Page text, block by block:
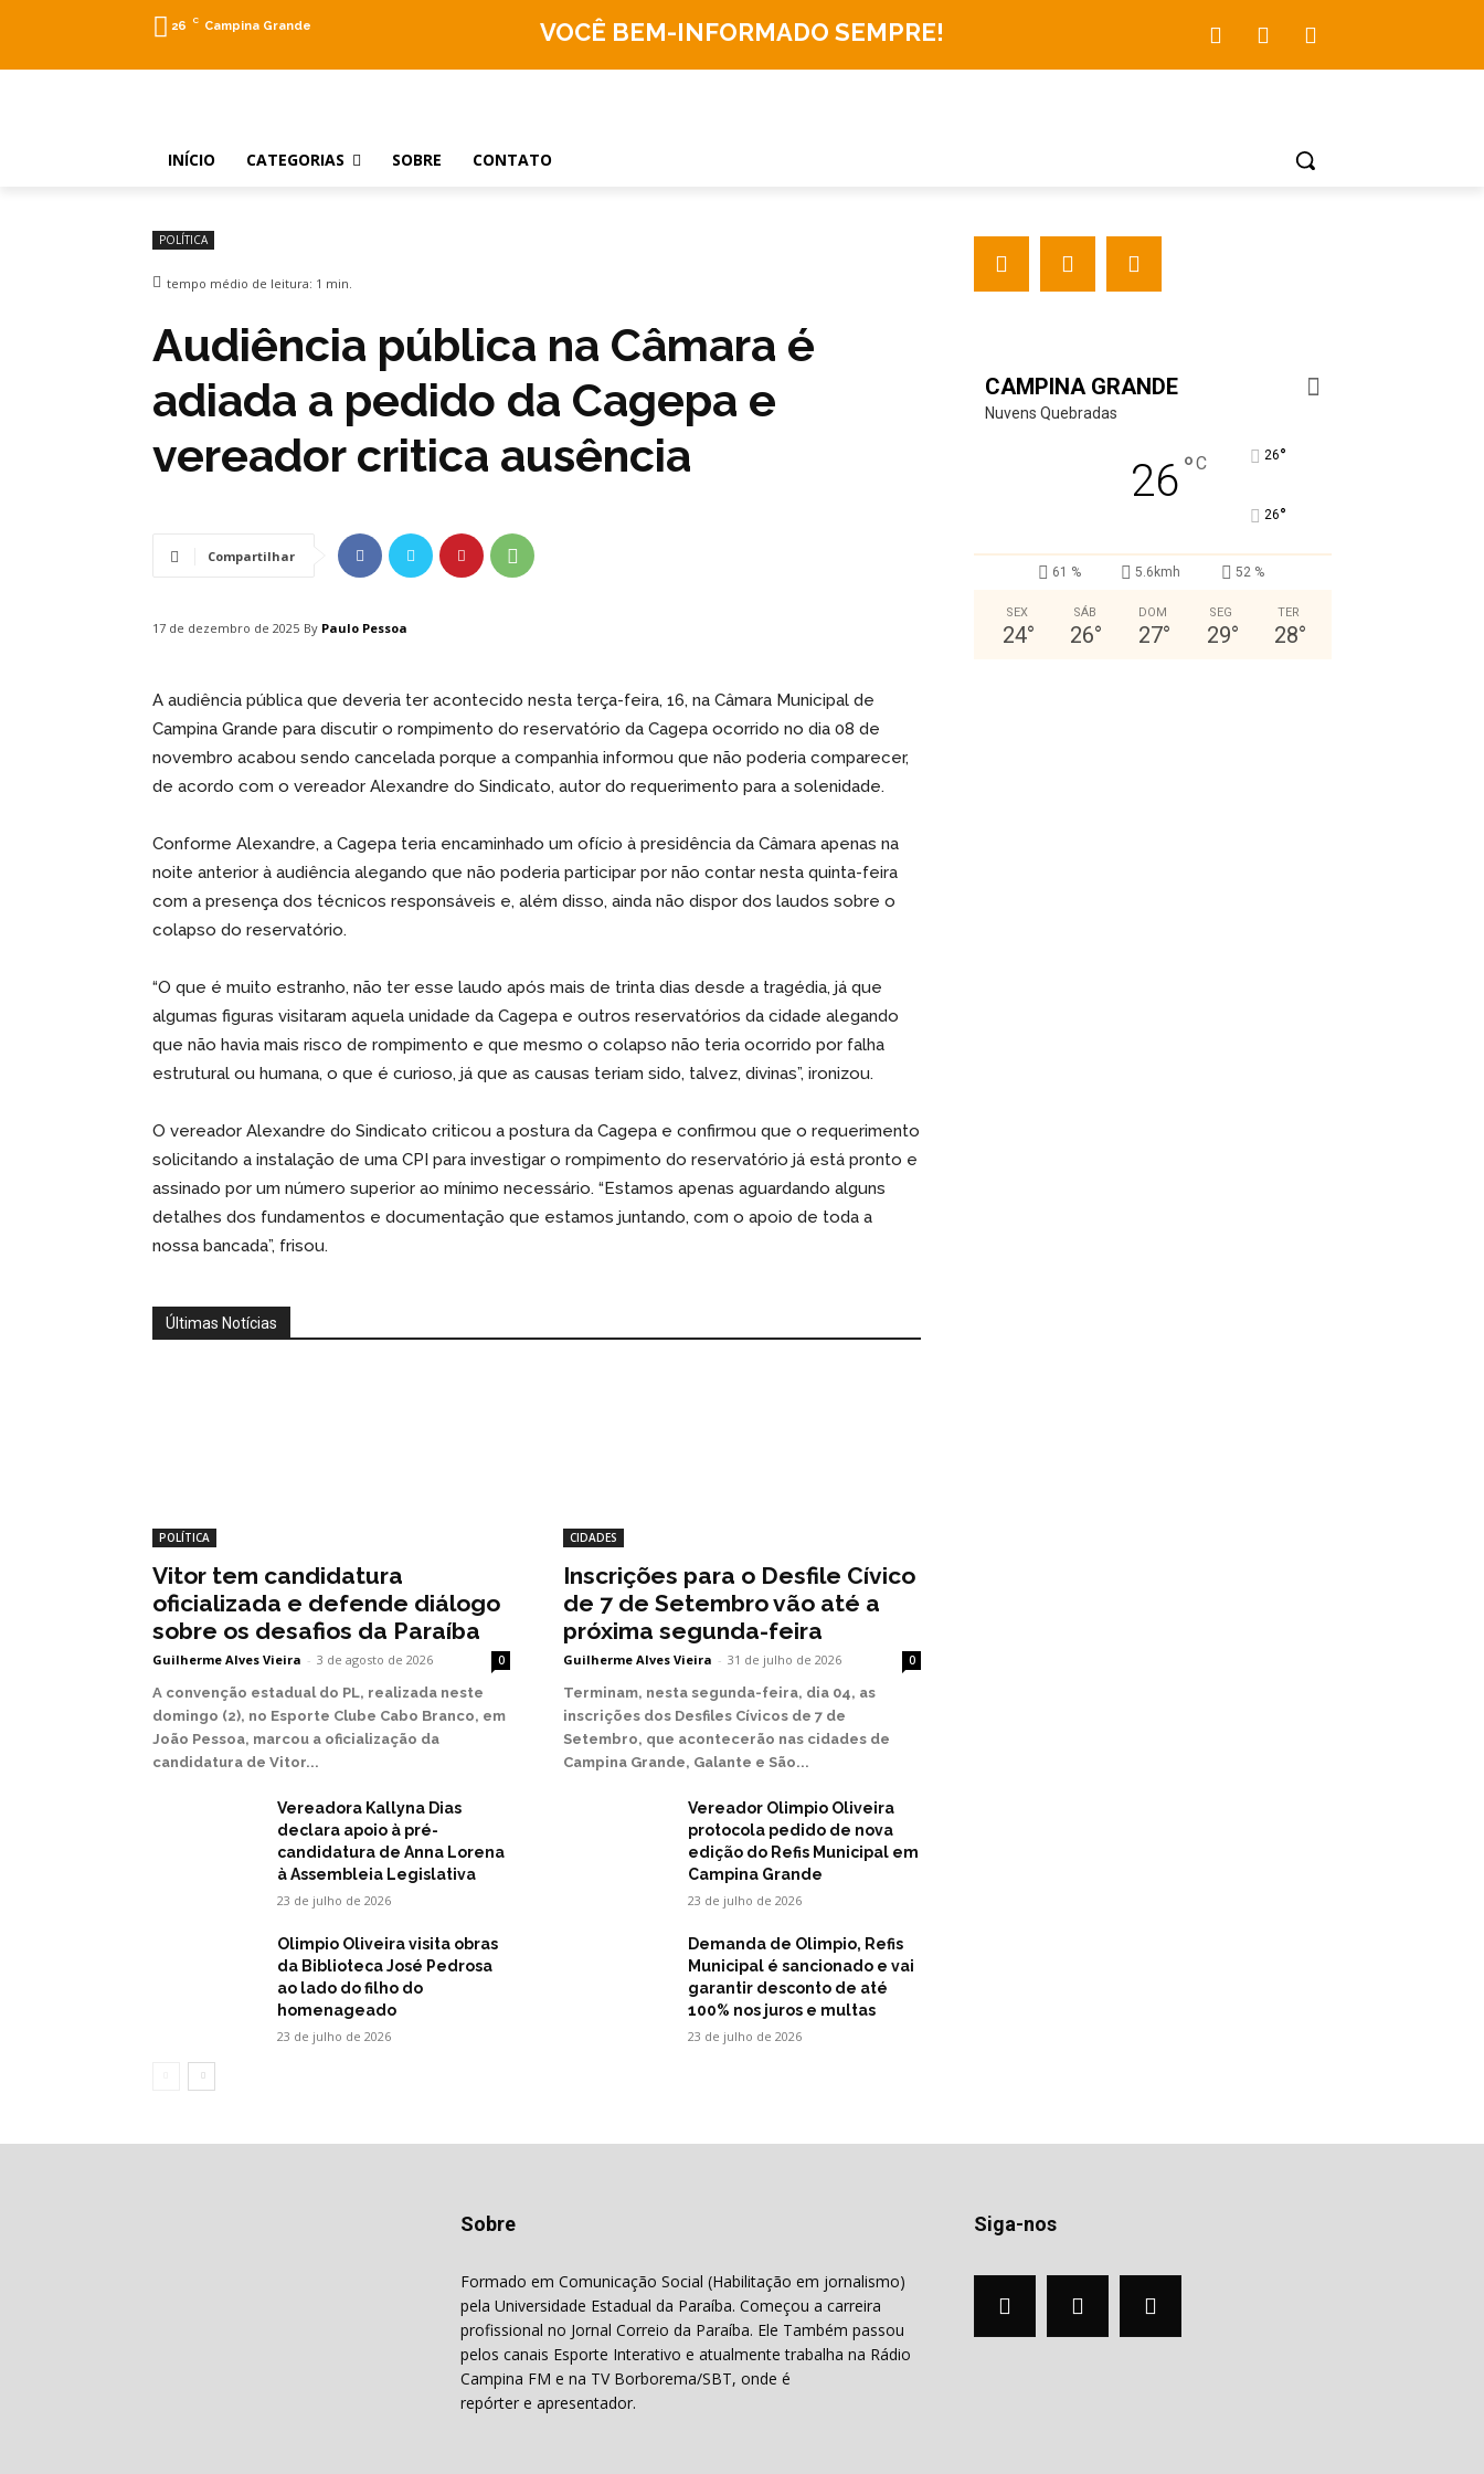
26 C Campina Grande VOCÊ BEM-INFORMADO SEMPRE!
INÍCIO CATEGORIAS SOBRE CONTATO
POLÍTICA
tempo médio de leitura: 1 min.
Audiência pública na Câmara é
adiada a pedido da Cagepa e
vereador critica ausência
Compartilhar
17 de dezembro de 2025 By Paulo Pessoa
A audiência pública que deveria ter acontecido nesta terça-feira, 16, na Câmara Municipal de
Campina Grande para discutir o rompimento do reservatório da Cagepa ocorrido no dia 08 de
novembro acabou sendo cancelada porque a companhia informou que não poderia comparecer,
de acordo com o vereador Alexandre do Sindicato, autor do requerimento para a solenidade.
Conforme Alexandre, a Cagepa teria encaminhado um ofício à presidência da Câmara apenas na
noite anterior à audiência alegando que não poderia participar por não contar nesta quinta-feira
com a presença dos técnicos responsáveis e, além disso, ainda não dispor dos laudos sobre o
colapso do reservatório.
“O que é muito estranho, não ter esse laudo após mais de trinta dias desde a tragédia, já que
algumas figuras visitaram aquela unidade da Cagepa e outros reservatórios da cidade alegando
que não havia mais risco de rompimento e que mesmo o colapso não teria ocorrido por falha
estrutural ou humana, o que é curioso, já que as causas teriam sido, talvez, divinas”, ironizou.
O vereador Alexandre do Sindicato criticou a postura da Cagepa e confirmou que o requerimento
solicitando a instalação de uma CPI para investigar o rompimento do reservatório já está pronto e
assinado por um número superior ao mínimo necessário. “Estamos apenas aguardando alguns
detalhes dos fundamentos e documentação que estamos juntando, com o apoio de toda a
nossa bancada”, frisou.
Últimas Notícias
POLÍTICA
Vitor tem candidatura
oficializada e defende diálogo
sobre os desafios da Paraíba
Guilherme Alves Vieira - 3 de agosto de 2026 0
A convenção estadual do PL, realizada neste
domingo (2), no Esporte Clube Cabo Branco, em
João Pessoa, marcou a oficialização da
candidatura de Vitor...
CIDADES
Inscrições para o Desfile Cívico
de 7 de Setembro vão até a
próxima segunda-feira
Guilherme Alves Vieira - 31 de julho de 2026 0
Terminam, nesta segunda-feira, dia 04, as
inscrições dos Desfiles Cívicos de 7 de
Setembro, que acontecerão nas cidades de
Campina Grande, Galante e São...
Vereadora Kallyna Dias
declara apoio à pré-
candidatura de Anna Lorena
à Assembleia Legislativa
23 de julho de 2026
Vereador Olimpio Oliveira
protocola pedido de nova
edição do Refis Municipal em
Campina Grande
23 de julho de 2026
Olimpio Oliveira visita obras
da Biblioteca José Pedrosa
ao lado do filho do
homenageado
23 de julho de 2026
Demanda de Olimpio, Refis
Municipal é sancionado e vai
garantir desconto de até
100% nos juros e multas
23 de julho de 2026
CAMPINA GRANDE
Nuvens Quebradas
26°C 26°
26°
61 % 5.6kmh 52 %
SEX
24°
SÁB
26°
DOM
27°
SEG
29°
TER
28°
Sobre
Formado em Comunicação Social (Habilitação em jornalismo)
pela Universidade Estadual da Paraíba. Começou a carreira
profissional no Jornal Correio da Paraíba. Ele Também passou
pelos canais Esporte Interativo e atualmente trabalha na Rádio
Campina FM e na TV Borborema/SBT, onde é
repórter e apresentador.
Siga-nos